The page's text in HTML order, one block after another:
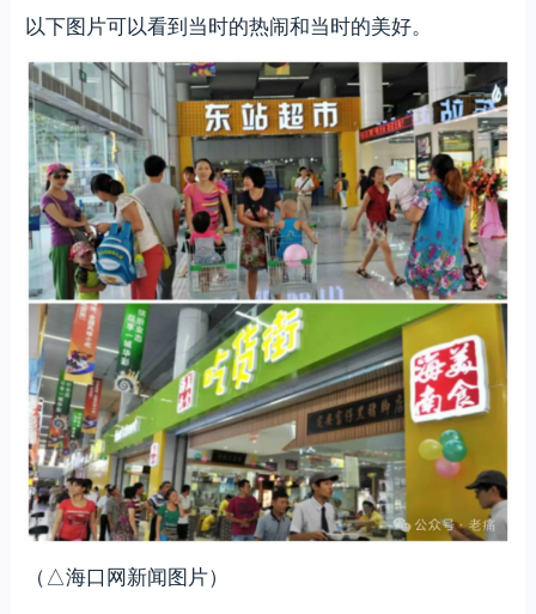
以下图片可以看到当时的热闹和当时的美好。
（△海口网新闻图片）